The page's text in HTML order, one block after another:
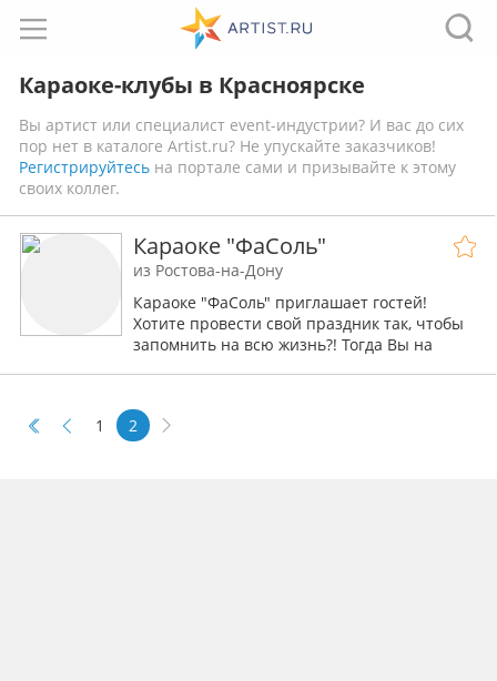
Караоке-клубы в Красноярске
Вы артист или специалист event-индустрии? И вас до сих
пор нет в каталоге Artist.ru? Не упускайте заказчиков!
Регистрируйтесь на портале сами и призывайте к этому
своих коллег.
Караоке "ФаСоль"
из Ростова-на-Дону
Караоке "ФаСоль" приглашает гостей!
Хотите провести свой праздник так, чтобы
запомнить на всю жизнь?! Тогда Вы на
равнодушным.
1
2